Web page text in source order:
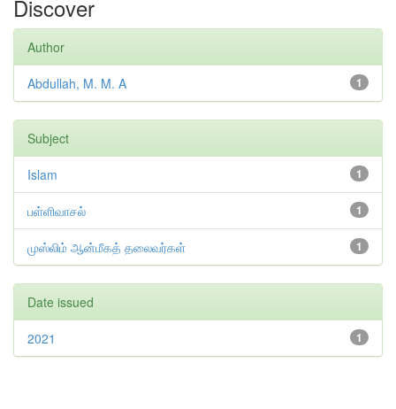
Discover
Author
1
Abdullah, M. M. A
Subject
1
Islam
1
பள்ளிவாசல்
1
முஸ்லிம் ஆன்மீகத் தலைவர்கள்
Date issued
1
2021